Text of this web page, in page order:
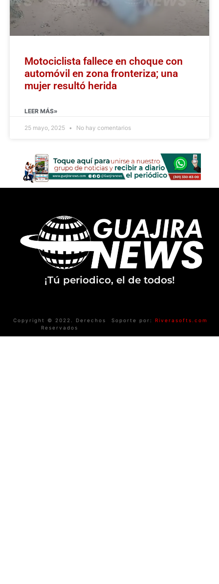
Motociclista fallece en choque con
automóvil en zona fronteriza; una
mujer resultó herida
LEER MÁS»
25 mayo, 2025 No hay comentarios
¡Tú periodico, el de todos!
Copyright © 2022. Derechos
Reservados
Soporte por: Riverasofts.com